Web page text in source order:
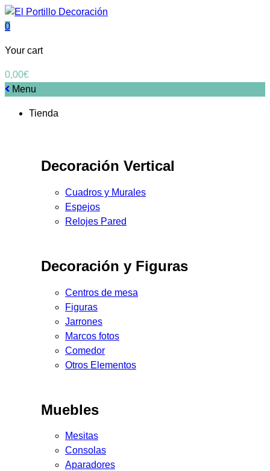
0
Your cart
0,00€
Menu
Tienda
Decoración Vertical
Cuadros y Murales
Espejos
Relojes Pared
Decoración y Figuras
Centros de mesa
Figuras
Jarrones
Marcos fotos
Comedor
Otros Elementos
Muebles
Mesitas
Consolas
Aparadores